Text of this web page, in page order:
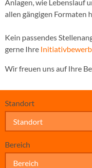
Anlagen, wie Lebenslauf
allen gängigen Formaten
Kein passendes
gerne Ihre
Wir freuen uns auf Ihre
Standort
Standort
Bereich
Bereich